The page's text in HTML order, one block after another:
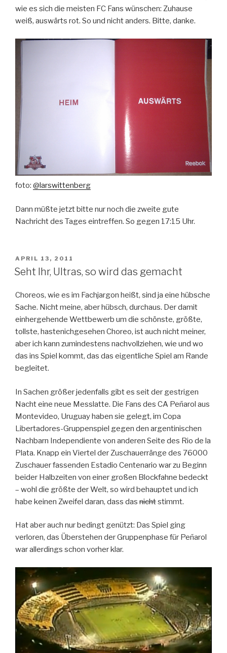
wie es sich die meisten FC Fans wünschen: Zuhause
weiß, auswärts rot. So und nicht anders. Bitte, danke.
foto: @larswittenberg
Dann müßte jetzt bitte nur noch die zweite gute
Nachricht des Tages eintreffen. So gegen 17:15 Uhr.
VERÖFFENTLICHT
AM
APRIL 13, 2011
Seht Ihr, Ultras, so wird das gemacht
Choreos, wie es im Fachjargon heißt, sind ja eine hübsche
Sache. Nicht meine, aber hübsch, durchaus. Der damit
einhergehende Wettbewerb um die schönste, größte,
tollste, hastenichgesehen Choreo, ist auch nicht meiner,
aber ich kann zumindestens nachvollziehen, wie und wo
das ins Spiel kommt, das das eigentliche Spiel am Rande
begleitet.
In Sachen größer jedenfalls gibt es seit der gestrigen
Nacht eine neue Messlatte. Die Fans des CA Peñarol aus
Montevideo, Uruguay haben sie gelegt, im Copa
Libertadores-Gruppenspiel gegen den argentinischen
Nachbarn Independiente von anderen Seite des Rio de la
Plata. Knapp ein Viertel der Zuschauerränge des 76000
Zuschauer fassenden Estadio Centenario war zu Beginn
beider Halbzeiten von einer großen Blockfahne bedeckt
– wohl die größte der Welt, so wird behauptet und ich
habe keinen Zweifel daran, dass das nichtstimmt.
Hat aber auch nur bedingt genützt: Das Spiel ging
verloren, das Überstehen der Gruppenphase für Peñarol
war allerdings schon vorher klar.